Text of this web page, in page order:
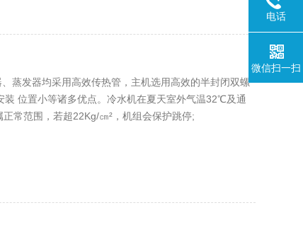
蒸发器均采用高效传热管，主机选用高效的半封闭双螺
位置小等诸多优点。冷水机在夏天室外气温32℃及通
常范围，若超22Kg/㎝²，机组会保护跳停;
电话
微信扫一扫